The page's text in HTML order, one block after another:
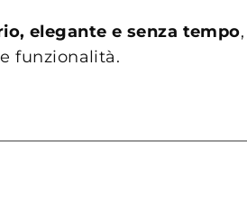
elegante e senza tempo
funzionalità.